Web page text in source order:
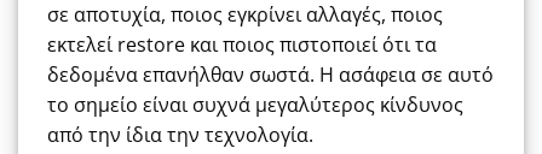
σε αποτυχία, ποιος εγκρίνει αλλαγές, ποιος
εκτελεί restore και ποιος πιστοποιεί ότι τα
δεδομένα επανήλθαν σωστά. Η ασάφεια σε αυτό
το σημείο είναι συχνά μεγαλύτερος κίνδυνος
από την ίδια την τεχνολογία.